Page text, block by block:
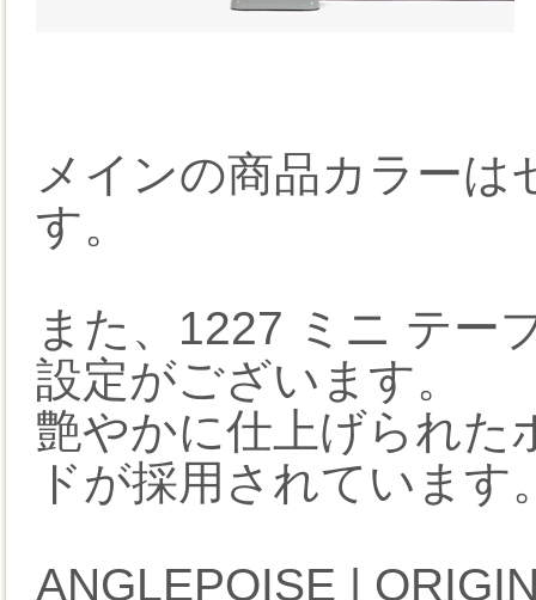
メインの商品カラー
す。
また、1227 ミニ テー
設定がございます。
艶やかに仕上げられた
ドが採用されています
ANGLEPOISE |